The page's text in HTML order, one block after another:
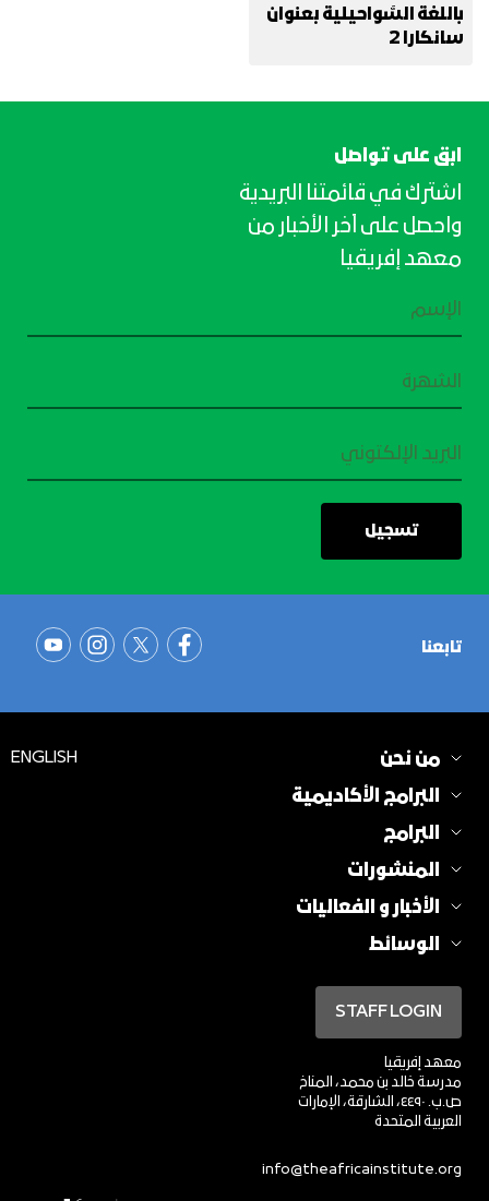
باللغة السَّواحيلية بعنوان
سانكارا 2
ابق على تواصل
اشترك في قائمتنا البريدية
واحصل على آخر الأخبار من
معهد إفريقيا
تابعنا
من نحن
البرامج الأكاديمية
البرامج
المنشورات
الأخبار و الفعاليات
الوسائط
معهد إفريقيا
مدرسة خالد بن محمد، المناخ
ص.ب. ٤٤٩٠، الشارقة، الإمارات
العربية المتحدة
info@theafricainstitute.org
STAFF LOGIN
ENGLISH